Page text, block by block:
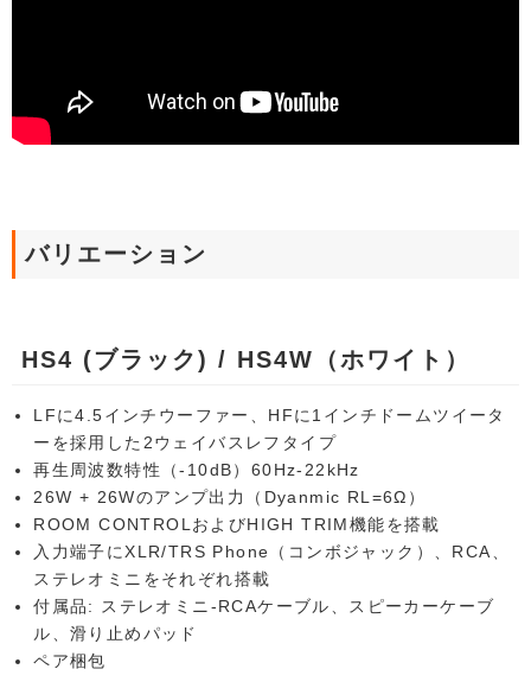
バリエーション
HS4 (ブラック) / HS4W（ホワイト）
LFに4.5インチウーファー、HFに1インチドームツイータ
ーを採用した2ウェイバスレフタイプ
再生周波数特性（-10dB）60Hz-22kHz
26W + 26Wのアンプ出力（Dyanmic RL=6Ω）
ROOM CONTROLおよびHIGH TRIM機能を搭載
入力端子にXLR/TRS Phone（コンボジャック）、RCA、
ステレオミニをそれぞれ搭載
付属品: ステレオミニ-RCAケーブル、スピーカーケーブ
ル、滑り止めパッド
ペア梱包